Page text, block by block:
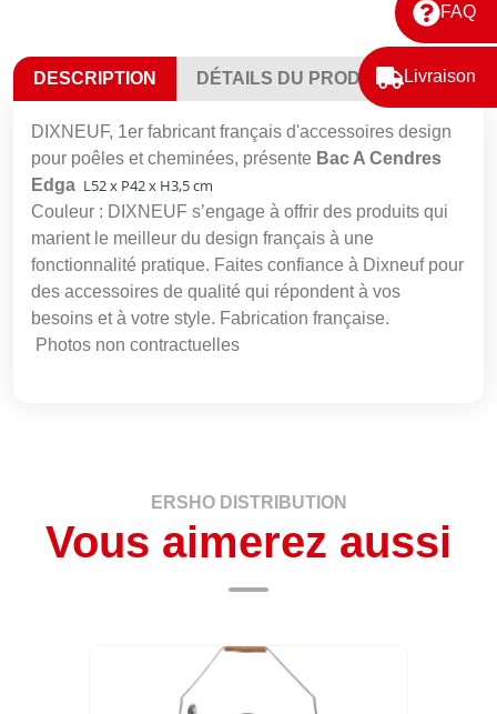
FAQ
Livraison
DESCRIPTION DÉTAILS DU PRODUIT
DIXNEUF, 1er fabricant français d'accessoires design
pour poêles et cheminées, présente Bac A Cendres
Edga L52 x P42 x H3,5 cm
Couleur : DIXNEUF s’engage à offrir des produits qui
marient le meilleur du design français à une
fonctionnalité pratique. Faites confiance à Dixneuf pour
des accessoires de qualité qui répondent à vos
besoins et à votre style. Fabrication française.
Photos non contractuelles
ERSHO DISTRIBUTION
Vous aimerez aussi